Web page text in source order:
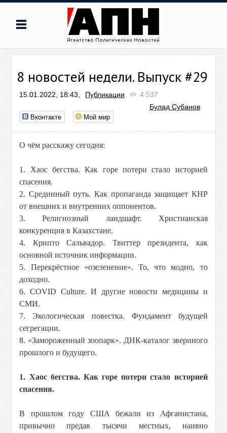
8 новостей недели. Выпуск #29
15.01.2022, 18:43, Публикации
4 537
Булад Субанов
Вконтакте Мой мир
О чём расскажу сегодня:
1. Хаос бегства. Как горе потери стало историей
спасения.
2. Срединный путь. Как пропаганда защищает КНР
от внешних и внутренних оппонентов.
3. Религиозный ландшафт. Христианская
конкуренция в Казахстане.
4. Крипто Сальвадор. Твиттер президента, как
основной источник информации.
5. Перекрёстное «озеленение». То, что модно, то
доходно.
6. COVID Culture. И другие новости медицины и
СМИ.
7. Экологическая повестка. Фундамент будущей
сегрегации.
8. «Замороженный зоопарк». ДНК-каталог звериного
прошлого и будущего.
1. Хаос бегства. Как горе потери стало историей
спасения.
В прошлом году США бежали из Афганистана,
привычно предав тысячи местных, наивно